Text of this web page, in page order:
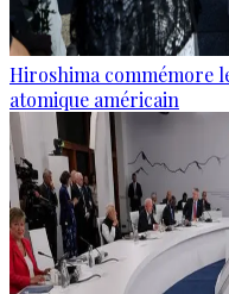
Hiroshima commémore
atomique américain